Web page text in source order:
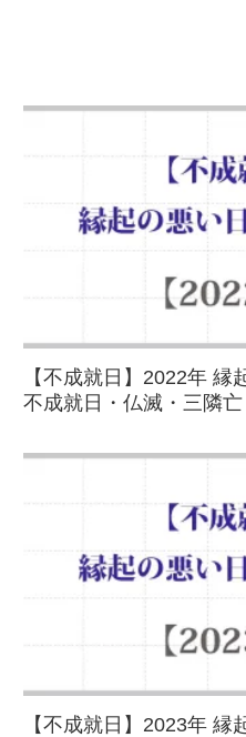
【不成就日】2022年 縁
不成就日・仏滅・三隣亡
【不成就日】2023年 縁